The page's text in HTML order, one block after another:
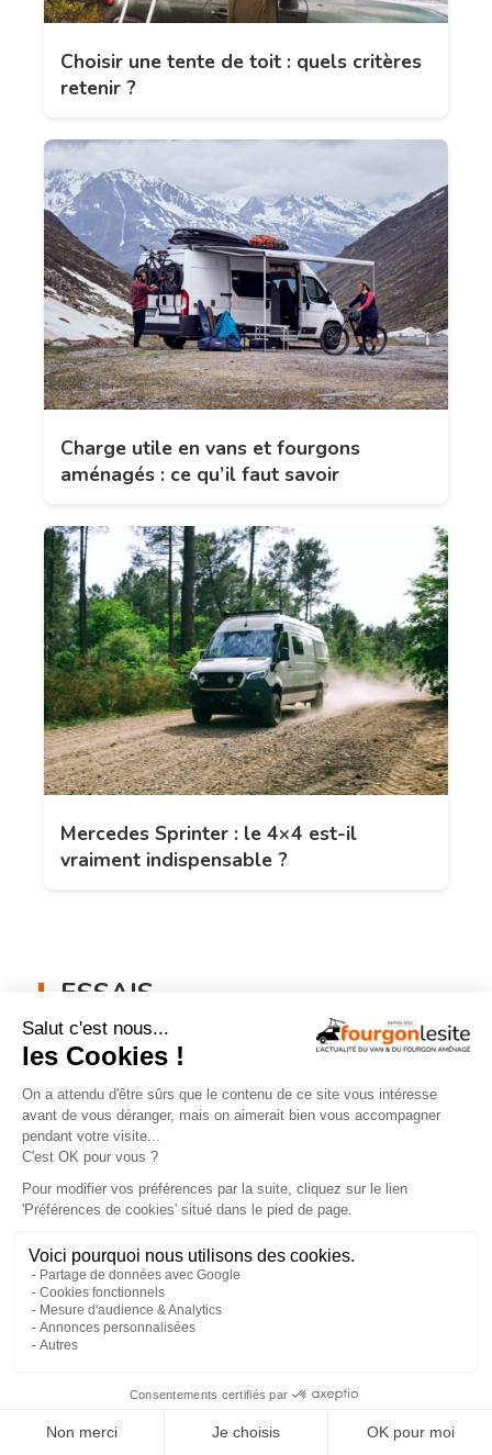
Choisir une tente de toit : quels critères
retenir ?
Charge utile en vans et fourgons
aménagés : ce qu’il faut savoir
Mercedes Sprinter : le 4×4 est-il
vraiment indispensable ?
ESSAIS
Malibu Genius : un fourgon Mercedes